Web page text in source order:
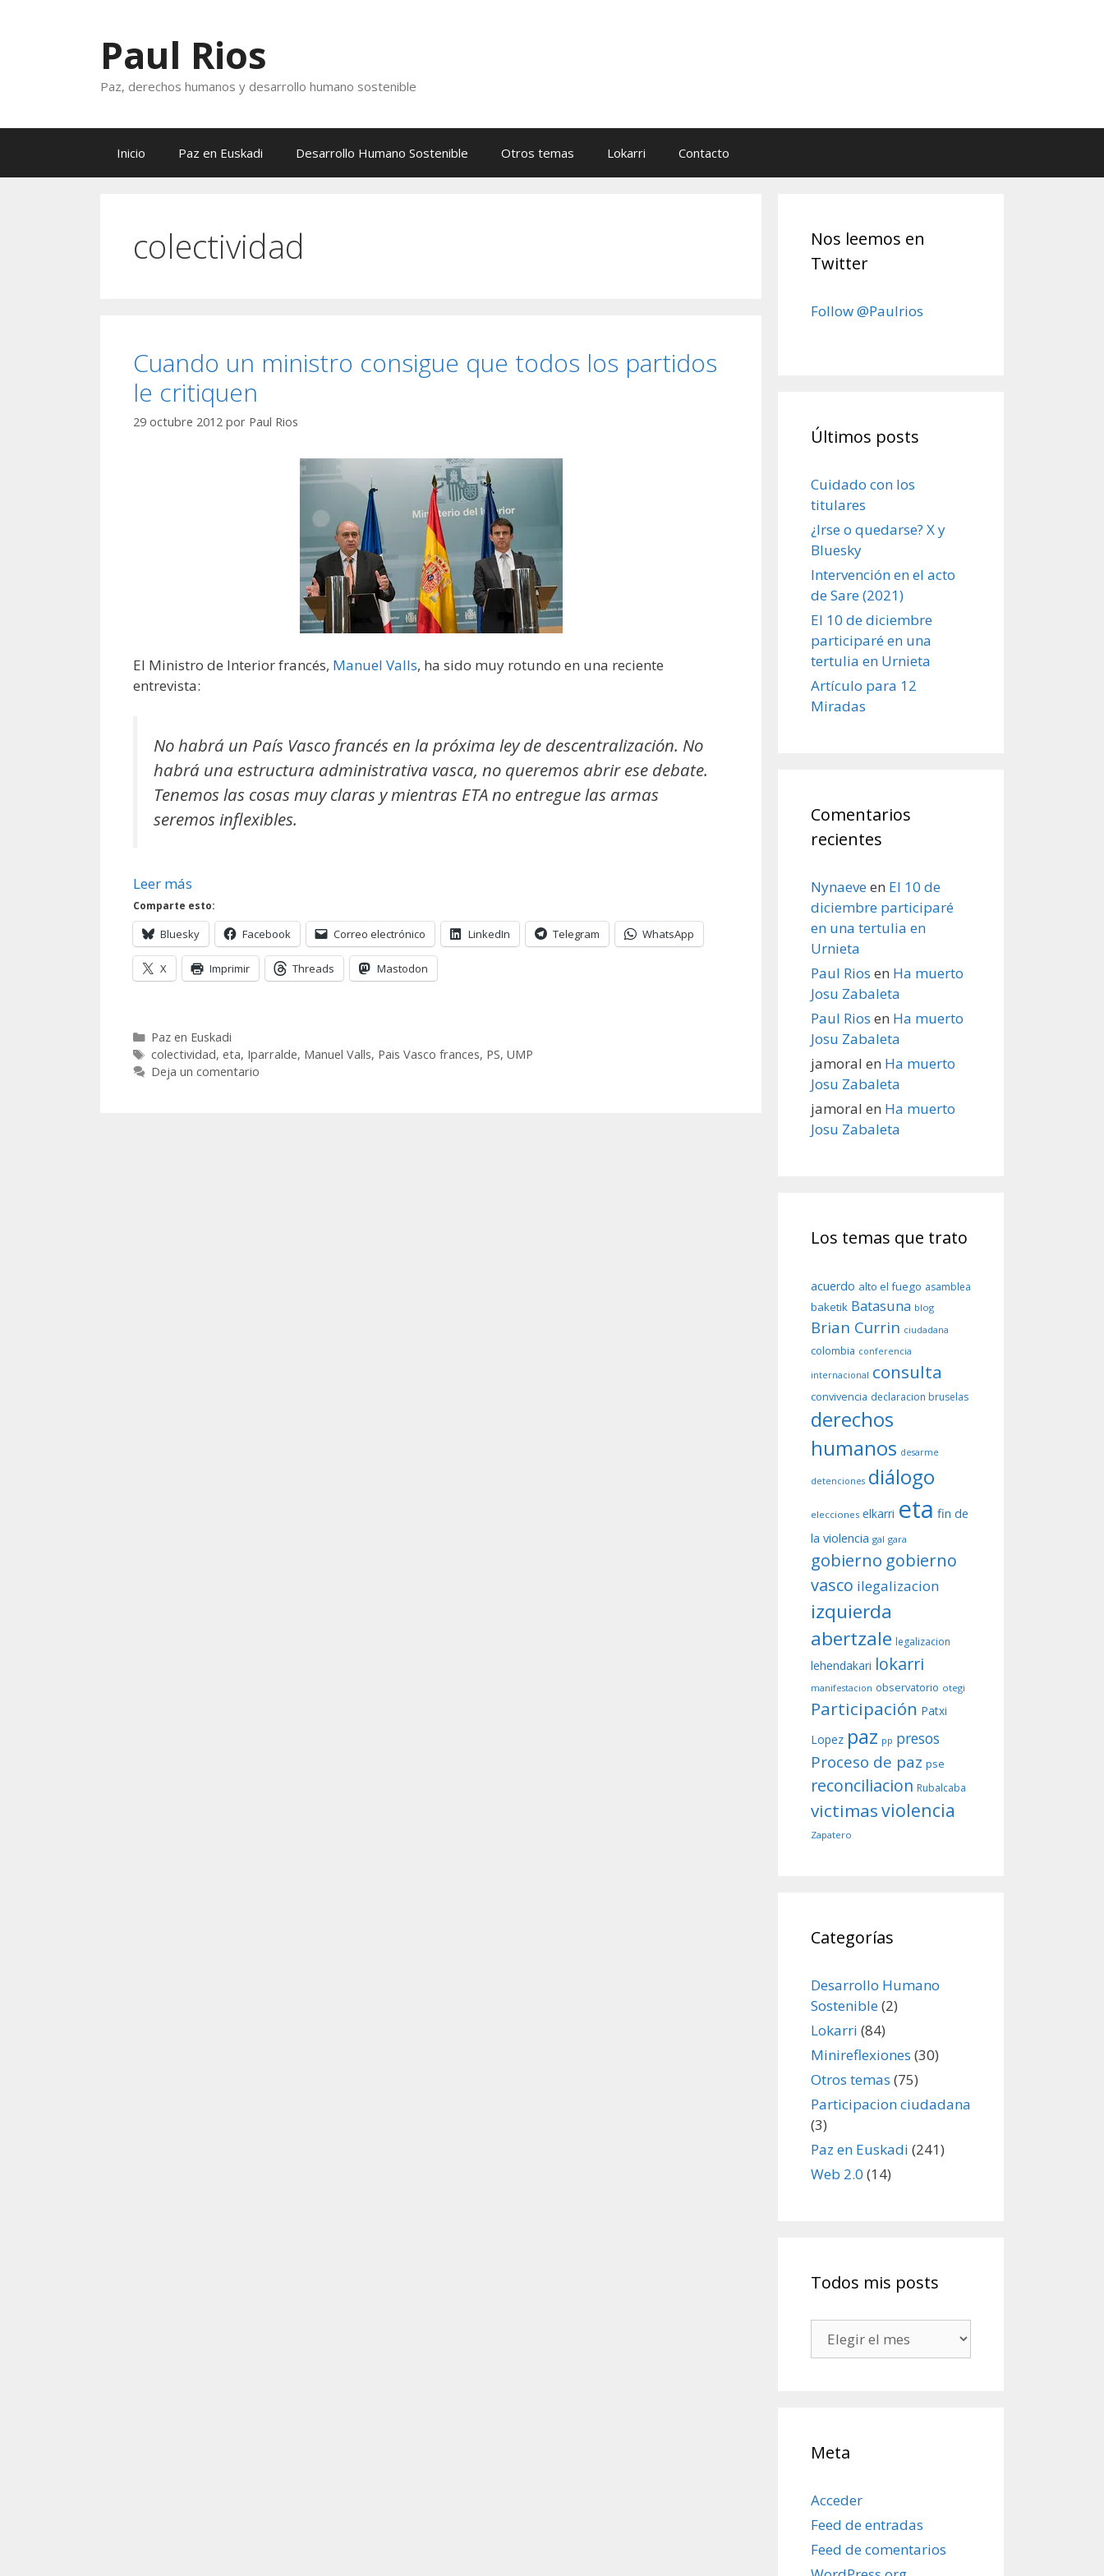
Paul Rios
Paz, derechos humanos y desarrollo humano sostenible
Inicio Paz en Euskadi Desarrollo Humano Sostenible Otros temas Lokarri Contacto
colectividad
Cuando un ministro consigue que todos los partidos
le critiquen
29 octubre 2012 por Paul Rios
El Ministro de Interior francés, Manuel Valls, ha sido muy rotundo en una reciente
entrevista:
No habrá un País Vasco francés en la próxima ley de descentralización. No
habrá una estructura administrativa vasca, no queremos abrir ese debate.
Tenemos las cosas muy claras y mientras ETA no entregue las armas
seremos inflexibles.
Leer más
Comparte esto:
Bluesky Facebook Correo electrónico LinkedIn Telegram WhatsApp
X Imprimir Threads Mastodon
Categorías
Paz en Euskadi
Etiquetas
colectividad, eta, Iparralde, Manuel Valls, Pais Vasco frances, PS, UMP
Deja un comentario
Nos leemos en
Twitter
Follow @Paulrios
Últimos posts
Cuidado con los
titulares
¿Irse o quedarse? X y
Bluesky
Intervención en el acto
de Sare (2021)
El 10 de diciembre
participaré en una
tertulia en Urnieta
Artículo para 12
Miradas
Comentarios
recientes
Nynaeveen El 10 de
diciembre participaré
en una tertulia en
Urnieta
Paul Rios en Ha muerto
Josu Zabaleta
Paul Rios en Ha muerto
Josu Zabaleta
jamoral en Ha muerto
Josu Zabaleta
jamoral en Ha muerto
Josu Zabaleta
Los temas que trato
acuerdo alto el fuego asamblea
baketik Batasuna blog
Brian Currin ciudadana
colombia conferencia
internacional consulta
convivencia declaracion bruselas
derechos
humanos desarme
detenciones diálogo
elecciones elkarri eta fin de
la violencia gal gara
gobierno gobierno
vasco ilegalizacion
izquierda
abertzale legalizacion
lehendakari lokarri
manifestacion observatorio otegi
Participación Patxi
Lopez paz pp presos
Proceso de paz pse
reconciliacion Rubalcaba
victimasviolencia
Zapatero
Categorías
Desarrollo Humano
Sostenible(2)
Lokarri (84)
Minireflexiones (30)
Otros temas (75)
Participacion ciudadana
(3)
Paz en Euskadi (241)
Web 2.0 (14)
Todos mis posts
mis
Meta
Acceder
Feed de entradas
Feed de comentarios